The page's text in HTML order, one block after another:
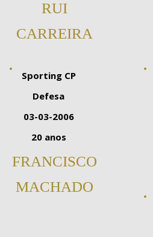
RUI
CARREIRA
Sporting CP
Defesa
03-03-2006
20 anos
FRANCISCO
MACHADO